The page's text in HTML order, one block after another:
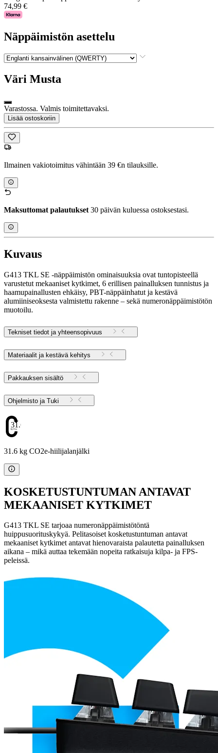
74,99 €
Näppäimistön asettelu
Väri Musta
Varastossa. Valmis toimitettavaksi.
Lisää ostoskoriin
Ilmainen vakiotoimitus vähintään 39 €n tilauksille.
Maksuttomat palautukset 30 päivän kuluessa ostoksestasi.
Kuvaus
G413 TKL SE -näppäimistön ominaisuuksia ovat tuntopisteellä
varustetut mekaaniset kytkimet, 6 erillisen painalluksen tunnistus ja
haamupainallusten ehkäisy, PBT-näppäinhatut ja kestävä
alumiiniseoksesta valmistettu rakenne – sekä numeronäppäimistötön
muotoilu.
Tekniset tiedot ja yhteensopivuus
Materiaalit ja kestävä kehitys
Pakkauksen sisältö
Ohjelmisto ja Tuki
31.6
31.6 kg CO2e-hiilijalanjälki
KOSKETUSTUNTUMAN ANTAVAT
MEKAANISET KYTKIMET
G413 TKL SE tarjoaa numeronäppäimistötöntä
huippusuorituskykyä. Pelitasoiset kosketustuntuman antavat
mekaaniset kytkimet antavat hienovaraista palautetta painalluksen
aikana – mikä auttaa tekemään nopeita ratkaisuja kilpa- ja FPS-
peleissä.